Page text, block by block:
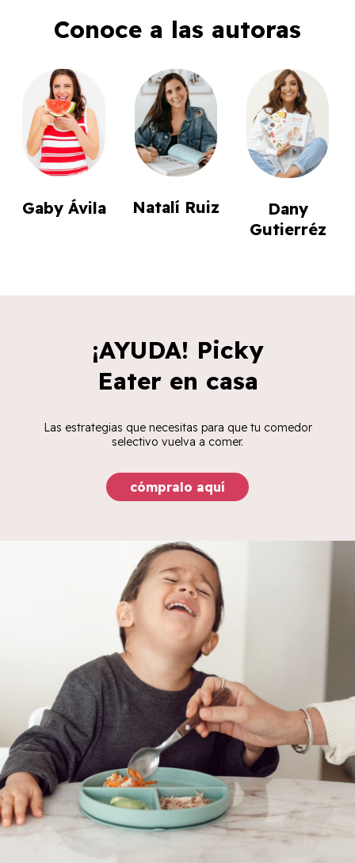
Conoce a las autoras
Gaby Ávila Natalí Ruiz
Dany
Gutierréz
¡AYUDA! Picky
Eater en casa
Las estrategias que necesitas para que tu comedor
selectivo vuelva a comer.
cómpralo aquí